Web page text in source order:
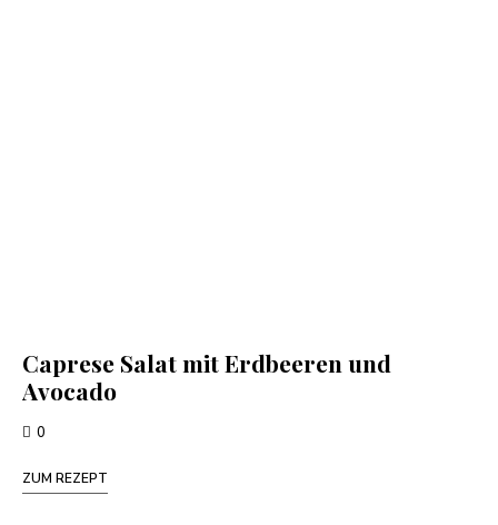
Caprese Salat mit Erdbeeren und
Avocado
0
ZUM REZEPT